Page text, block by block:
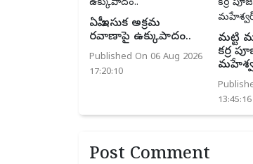
ఏపీ ఇసుక అక్రమ
రవాణాపై ఉక్కుపాదం..
Published On 06 Aug 2026
17:20:10
మట్టి
కర్ర
13:45:16
Post Comment